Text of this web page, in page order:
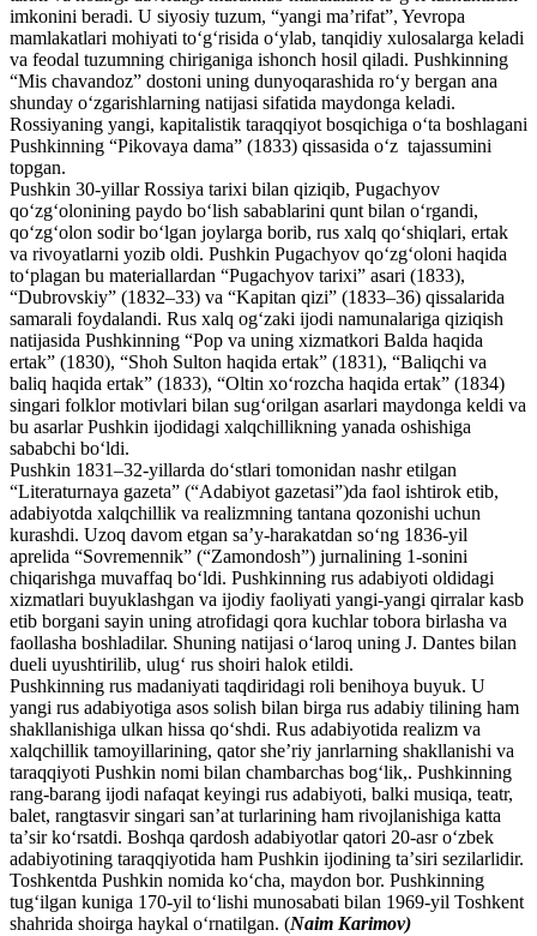
imkonini beradi. U siyosiy tuzum, “yangi maʼrifat”, Yevropa
mamlakatlari mohiyati toʻgʻrisida oʻylab, tanqidiy xulosalarga keladi
va feodal tuzumning chiriganiga ishonch hosil qiladi. Pushkinning
“Mis chavandoz” dostoni uning dunyoqarashida roʻy bergan ana
shunday oʻzgarishlarning natijasi sifatida maydonga keladi.
Rossiyaning yangi, kapitalistik taraqqiyot bosqichiga oʻta boshlagani
Pushkinning “Pikovaya dama” (1833) qissasida oʻz tajassumini
topgan.
Pushkin 30-yillar Rossiya tarixi bilan qiziqib, Pugachyov
qoʻzgʻolonining paydo boʻlish sabablarini qunt bilan oʻrgandi,
qoʻzgʻolon sodir boʻlgan joylarga borib, rus xalq qoʻshiqlari, ertak
va rivoyatlarni yozib oldi. Pushkin Pugachyov qoʻzgʻoloni haqida
toʻplagan bu materiallardan “Pugachyov tarixi” asari (1833),
“Dubrovskiy” (1832–33) va “Kapitan qizi” (1833–36) qissalarida
samarali foydalandi. Rus xalq ogʻzaki ijodi namunalariga qiziqish
natijasida Pushkinning “Pop va uning xizmatkori Balda haqida
ertak” (1830), “Shoh Sulton haqida ertak” (1831), “Baliqchi va
baliq haqida ertak” (1833), “Oltin xoʻrozcha haqida ertak” (1834)
singari folklor motivlari bilan sugʻorilgan asarlari maydonga keldi va
bu asarlar Pushkin ijodidagi xalqchillikning yanada oshishiga
sababchi boʻldi.
Pushkin 1831–32-yillarda doʻstlari tomonidan nashr etilgan
“Literaturnaya gazeta” (“Adabiyot gazetasi”)da faol ishtirok etib,
adabiyotda xalqchillik va realizmning tantana qozonishi uchun
kurashdi. Uzoq davom etgan saʼy-harakatdan soʻng 1836-yil
aprelida “Sovremennik” (“Zamondosh”) jurnalining 1-sonini
chiqarishga muvaffaq boʻldi. Pushkinning rus adabiyoti oldidagi
xizmatlari buyuklashgan va ijodiy faoliyati yangi-yangi qirralar kasb
etib borgani sayin uning atrofidagi qora kuchlar tobora birlasha va
faollasha boshladilar. Shuning natijasi oʻlaroq uning J. Dantes bilan
dueli uyushtirilib, ulugʻ rus shoiri halok etildi.
Pushkinning rus madaniyati taqdiridagi roli benihoya buyuk. U
yangi rus adabiyotiga asos solish bilan birga rus adabiy tilining ham
shakllanishiga ulkan hissa qoʻshdi. Rus adabiyotida realizm va
xalqchillik tamoyillarining, qator sheʼriy janrlarning shakllanishi va
taraqqiyoti Pushkin nomi bilan chambarchas bogʻlik,. Pushkinning
rang-barang ijodi nafaqat keyingi rus adabiyoti, balki musiqa, teatr,
balet, rangtasvir singari sanʼat turlarining ham rivojlanishiga katta
taʼsir koʻrsatdi. Boshqa qardosh adabiyotlar qatori 20-asr oʻzbek
adabiyotining taraqqiyotida ham Pushkin ijodining taʼsiri sezilarlidir.
Toshkentda Pushkin nomida koʻcha, maydon bor. Pushkinning
tugʻilgan kuniga 170-yil toʻlishi munosabati bilan 1969-yil Toshkent
shahrida shoirga haykal oʻrnatilgan. (Naim Karimov)